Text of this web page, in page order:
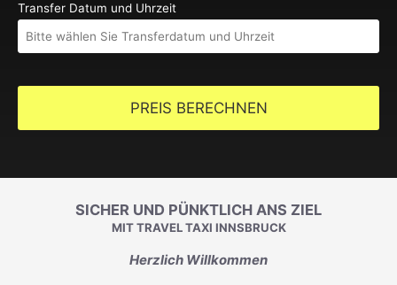
Transfer Datum und Uhrzeit
PREIS BERECHNEN
SICHER UND PÜNKTLICH ANS ZIEL
MIT TRAVEL TAXI INNSBRUCK
Herzlich Willkommen